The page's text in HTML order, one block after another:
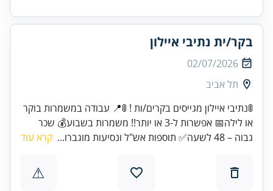
בקר/ית נתיבי איילון
02/07/2026
תל אביב
🚦נתיבי איילון מגייסים בקרים/ות ! 🚦📍 עבודה במשמרות בוקר
או לילה📅 אפשרות ל-3 או יותר!! משמרות בשבוע💰 שכר
גבוה – 48 לשעה✅ תוספות אש"ל ונסיעות מוגברו...
קרא עוד
⚠